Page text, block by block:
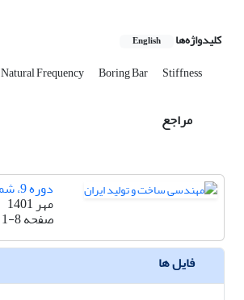
کلیدواژه‌ها English
Natural Frequency Boring Bar Stiffness
مراجع
دوره 9، شماره 7
مهر 1401
صفحه1-8
فایل ها